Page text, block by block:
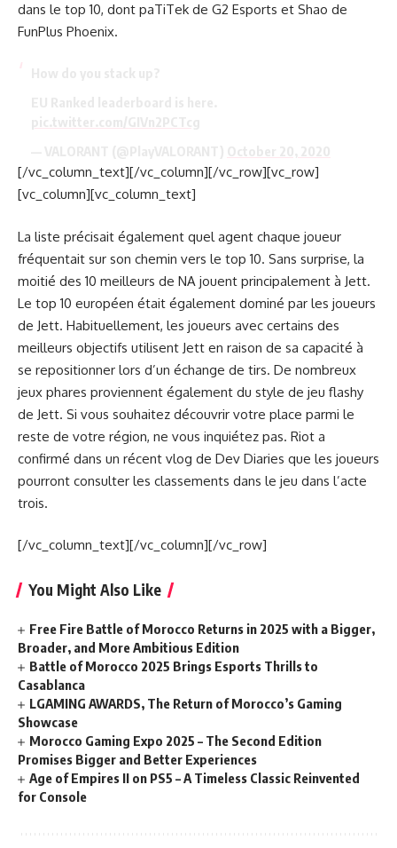
dans le top 10, dont paTiTek de G2 Esports et Shao de
FunPlus Phoenix.
[/vc_column_text][/vc_column][/vc_row][vc_row]
[vc_column][vc_column_text]
La liste précisait également quel agent chaque joueur
fréquentait sur son chemin vers le top 10. Sans surprise, la
moitié des 10 meilleurs de NA jouent principalement à Jett.
Le top 10 européen était également dominé par les joueurs
de Jett. Habituellement, les joueurs avec certains des
meilleurs objectifs utilisent Jett en raison de sa capacité à
se repositionner lors d’un échange de tirs. De nombreux
jeux phares proviennent également du style de jeu flashy
de Jett. Si vous souhaitez découvrir votre place parmi le
reste de votre région, ne vous inquiétez pas. Riot a
confirmé dans un récent vlog de Dev Diaries que les joueurs
pourront consulter les classements dans le jeu dans l’acte
trois.
[/vc_column_text][/vc_column][/vc_row]
You Might Also Like
Free Fire Battle of Morocco Returns in 2025 with a Bigger,
Broader, and More Ambitious Edition
Battle of Morocco 2025 Brings Esports Thrills to
Casablanca
LGAMING AWARDS, The Return of Morocco’s Gaming
Showcase
Morocco Gaming Expo 2025 – The Second Edition
Promises Bigger and Better Experiences
Age of Empires II on PS5 – A Timeless Classic Reinvented
for Console